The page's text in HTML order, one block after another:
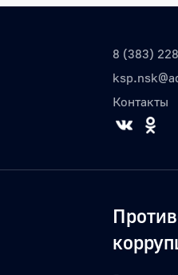
8 (383)
Контакты